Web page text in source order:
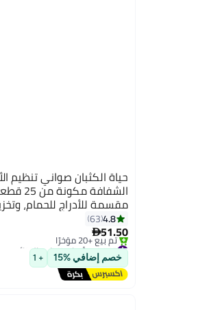
حياة الكثبان صواني تنظيم
مقسمة للأدراج للحمام،
وحاويات بلاستيكية صغيرة
التجميل والمطبخ وأدوات
4.8
63
51.50
#13 في أدوات تنظيم الخزائن
توصيل مجاني
تم بيع +20 مؤخرًا
#13 في أدوات تنظيم الخزائن
خصم إضافي %15 + 1